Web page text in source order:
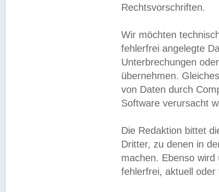
Rechtsvorschriften.
Wir möchten
fehlerfrei angelegte
Unterbrechungen
übernehmen.
von Daten durch
Software verursacht
Die Redaktion bittet
Dritter, zu denen in
machen. Ebenso
fehlerfrei, aktuell oder